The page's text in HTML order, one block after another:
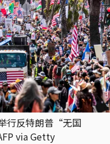
行反特朗普“无国
via Getty